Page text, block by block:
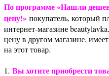
По программе «Нашли
цену!» покупатель, который
интернет-магазине
цену в другом магазине,
на этот товар.
1. Вы хотите приобрести